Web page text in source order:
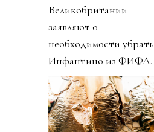
Великобритании
заявляют о
необходимости убрать
Инфантино из ФИФА.